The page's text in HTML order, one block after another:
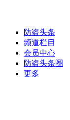
防盗头条
频道栏目
会员中心
防盗头条圈
更多